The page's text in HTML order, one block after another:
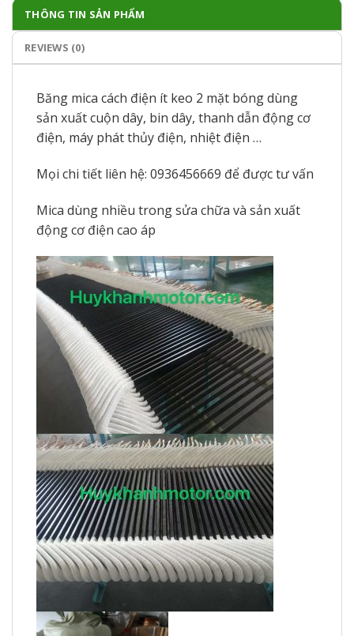
THÔNG TIN SẢN PHẨM
REVIEWS (0)
Băng mica cách điện ít keo 2 mặt bóng dùng
sản xuất cuộn dây, bin dây, thanh dẫn động cơ
điện, máy phát thủy điện, nhiệt điện …
Mọi chi tiết liên hệ: 0936456669 để được tư vấn
Mica dùng nhiều trong sửa chữa và sản xuất
động cơ điện cao áp